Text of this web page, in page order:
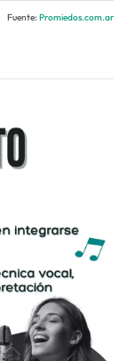
Fuente: Promiedos.com.ar